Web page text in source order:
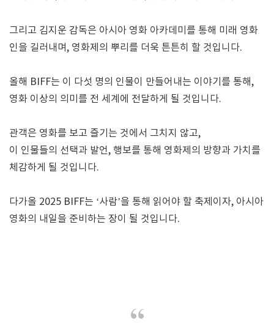
그리고 김지운 감독은 아시아 영화 아카데미를 통해 미래 영화
인을 길러내며, 영화제의 뿌리를 더욱 튼튼히 할 것입니다.
올해 BIFF는 이 다섯 명의 인물이 만들어내는 이야기를 통해,
영화 이상의 의미를 전 세계에 전달하게 될 것입니다.
관객은 영화를 보고 즐기는 것에서 그치지 않고,
이 인물들의 선택과 발언, 행보를 통해 영화제의 방향과 가치를
체감하게 될 것입니다.
다가올 2025 BIFF는 ‘사람’을 통해 읽어야 할 축제이자, 아시아
영화의 내일을 준비하는 장이 될 것입니다.